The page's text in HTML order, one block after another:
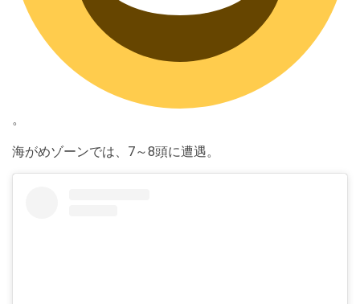
。
海がめゾーンでは、7～8頭に遭遇。